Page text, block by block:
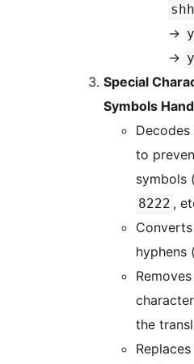
shh
→
→
Special
Symbols
to
symbols (
8222 ,
hyphens (
the